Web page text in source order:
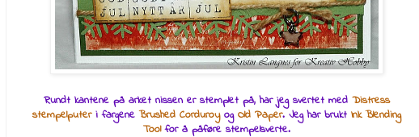
Rundt kantene på arket nissen er stemplet på, har jeg svertet med Distress
stempelputeri fargeneBrushed Corduroyog Old Paper. Jeg har brukt Ink Blending
Toolfor å påføre stempelsverte.